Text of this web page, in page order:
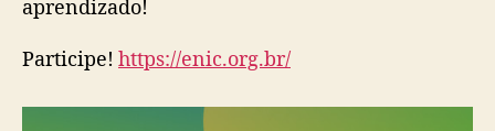
aprendizado!
Participe! https://enic.org.br/